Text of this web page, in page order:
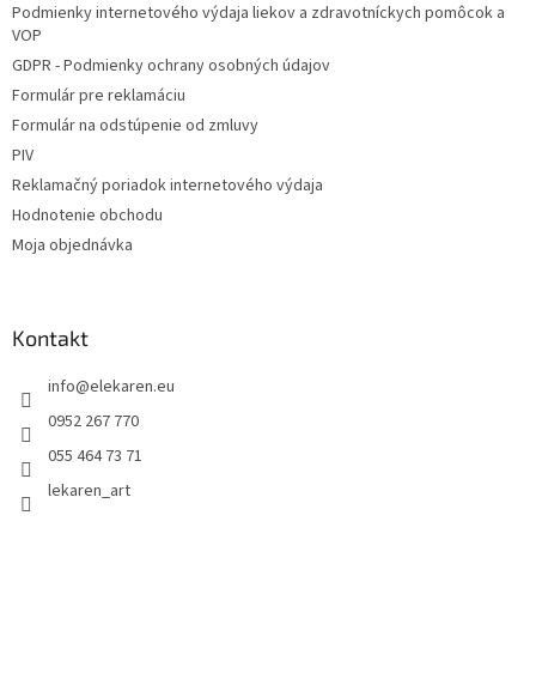
Podmienky internetového výdaja liekov a zdravotníckych pomôcok a
VOP
GDPR - Podmienky ochrany osobných údajov
Formulár pre reklamáciu
Formulár na odstúpenie od zmluvy
PIV
Reklamačný poriadok internetového výdaja
Hodnotenie obchodu
Moja objednávka
Kontakt
info@elekaren.eu
0952 267 770
055 464 73 71
lekaren_art